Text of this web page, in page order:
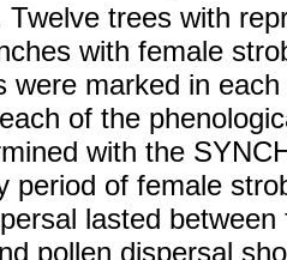
Twelve trees with
with female
were marked in
of the
with the
period of female
lasted
pollen dispersal